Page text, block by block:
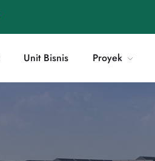
Unit Bisnis Proyek